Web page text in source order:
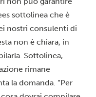
sottolinea che è
nostri consulenti di
non è chiara, in
Sottolinea,
rimane
la domanda. “Per